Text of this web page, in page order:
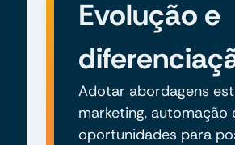
Evolução e
Adotar abordagens
marketing, automação
oportunidades para